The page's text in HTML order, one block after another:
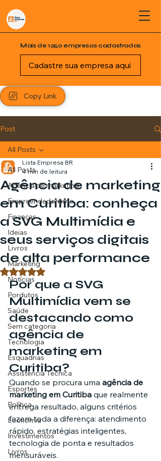
Mais de 1250 empresas cadastradas
Cadastre sua empresa aqui
Copy Link
Post
All Posts
Agência de marketing
Empreendedorismo
Finanças
Ideias
Livros
Marketing
Notícias
Pordutos
Saúde
Sem categoria
Tecnologia
Esquadrias
Assistencia Técnica
Esportes
Política
Economia
Investimentos
Livros
All Posts
Agência de marketing
em Curitiba: conheça
a SVG Multimídia e
seus serviços digitais
de alta performance
Lista Empresa BR
4 min de leitura
Avaliado com NaN de 5 estrelas.
Por que a SVG
Multimídia vem se
destacando como
agência de
marketing em
Curitiba?
Quando se procura uma agência de
marketing em Curitiba que realmente
entrega resultado, alguns critérios
fazem toda a diferença: atendimento
rápido, estratégias inteligentes,
tecnologia de ponta e resultados
mensuráveis.